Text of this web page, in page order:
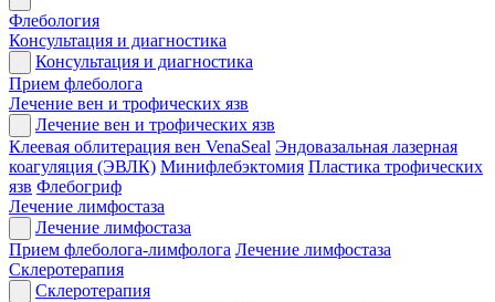
Флебология
Консультация и диагностика
Консультация и диагностика
Прием флеболога
Лечение вен и трофических язв
Лечение вен и трофических язв
Клеевая облитерация вен VenaSeal Эндовазальная лазерная
коагуляция (ЭВЛК) Минифлебэктомия Пластика трофических
язв Флебогриф
Лечение лимфостаза
Лечение лимфостаза
Прием флеболога-лимфолога Лечение лимфостаза
Склеротерапия
Склеротерапия